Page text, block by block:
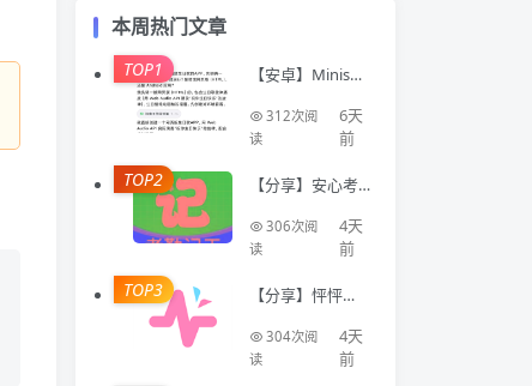
本周热门文章
TOP1
【安卓】Minis🔥
模型🔥AI写代码
生成应用
312次阅
读
6天
前
TOP2
【分享】安心考
记工时统计出勤
数据
306次阅
读
4天
前
TOP3
【分享】怦怦🔥A
恋人多模态互动
聊天工具🔥
304次阅
读
4天
前